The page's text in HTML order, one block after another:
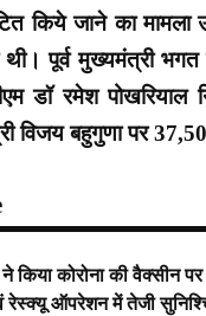
किये जाने का
थी। पूर्व मुख्यमंत्री
डॉ रमेश
विजय बहुगुणा पर
ने किया कोरोना की
रेस्क्यू ऑपरेशन में तेजी